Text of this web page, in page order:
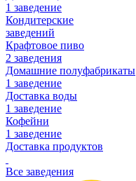
1 заведение
Кондитерские
заведений
Крафтовое пиво
2 заведения
Домашние полуфабрикаты
1 заведение
Доставка воды
1 заведение
Кофейни
1 заведение
Доставка продуктов
Все заведения